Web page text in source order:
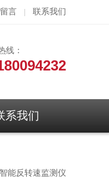
言 联系我们
线：
系我们
能反转速监测仪